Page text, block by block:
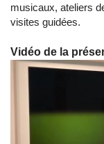
musicaux, ateliers
visites guidées.
Vidéo de la